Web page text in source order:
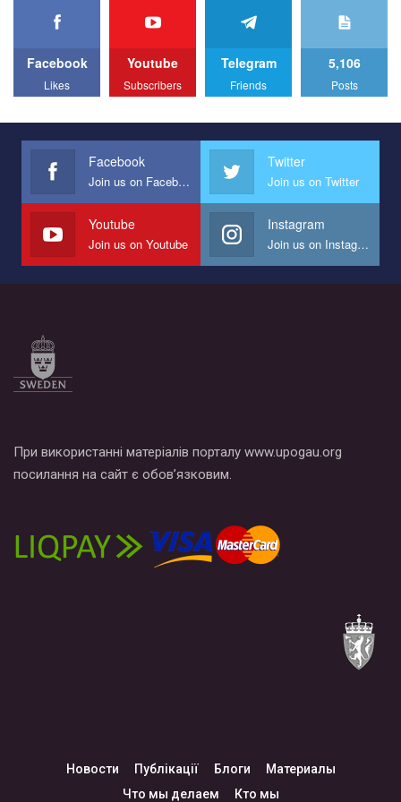
We appeal to your support and ask to help us implement our plan
All you have to do is to press "Like" below the video.
Эмоционально сильный ролик от команды "Гей-альянс
представляющий программу развития организации.
Мы просим вас поддержать нас и помочь нам реализовать
наш план по борьбе с насилием и дискриминацией на почве
СОГИ в Украине.
Все, что вам нужно сделать - это зайти на наш канал YouTube
по этой ссылке и поставить лайк под видео.
Facebook
Likes
Youtube
Subscribers
Telegram
Friends
5,106
Posts
Facebook
Join us on Facebook
Twitter
Join us on Twitter
Youtube
Join us on Youtube
Instagram
Join us on Instagram
При використанні матеріалів порталу www.upogau.org
посилання на сайт є обов’язковим.
Новости Публікації Блоги
Материалы
Что мы делаем
Кто мы